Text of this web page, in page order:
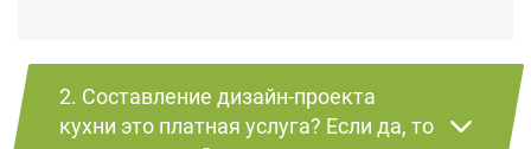
2. Составление дизайн-проекта
кухни это платная услуга? Если да, то